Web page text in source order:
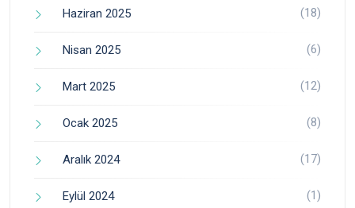
Haziran 2025 (18)
Nisan 2025 (6)
Mart 2025 (12)
Ocak 2025 (8)
Aralık 2024 (17)
Eylül 2024 (1)